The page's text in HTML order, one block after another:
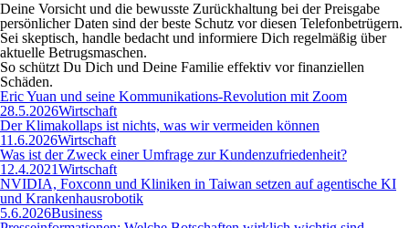
Deine Vorsicht und die bewusste Zurückhaltung bei der Preisgabe
persönlicher Daten sind der beste Schutz vor diesen Telefonbetrügern.
Sei skeptisch, handle bedacht und informiere Dich regelmäßig über
aktuelle Betrugsmaschen.
So schützt Du Dich und Deine Familie effektiv vor finanziellen
Schäden.
Eric Yuan und seine Kommunikations-Revolution mit Zoom
28.5.2026Wirtschaft
Der Klimakollaps ist nichts, was wir vermeiden können
11.6.2026Wirtschaft
Was ist der Zweck einer Umfrage zur Kundenzufriedenheit?
12.4.2021Wirtschaft
NVIDIA, Foxconn und Kliniken in Taiwan setzen auf agentische KI
und Krankenhausrobotik
5.6.2026Business